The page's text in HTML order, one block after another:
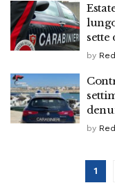
sette
by
by
1